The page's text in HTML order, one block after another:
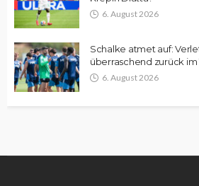
6. August 2026
Schalke atmet auf:
überraschend zurück im
6. August 2026